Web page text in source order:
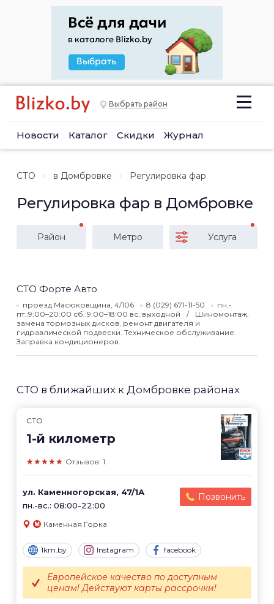
Выбрать район
Новости Каталог Скидки Журнал
СТО в Домбровке Регулировка фар
Регулировка фар в Домбровке
Район Метро Услуга
СТО Форте Авто
проезд Масюковщина, 4/106 8 (029) 671-11-50
пн.-
пт.:9:00–20:00 сб.:9:00–18:00 вс.:выходной
Шиномонтаж,
замена тормозных дисков, ремонт двигателя и
гидравлической подвески. Техническое обслуживание.
Заправка кондиционеров.
СТО в ближайших к Домбровке районах
СТО
1-й километр
★★★★★ Отзывов: 1
ул. Каменногорская, 47/1А
пн.-вс.: 08:00-22:00
Позвонить
Каменная Горка
1km.by Instagram facebook
Европейское качество по доступным
ценам! Действуют карты рассрочки!